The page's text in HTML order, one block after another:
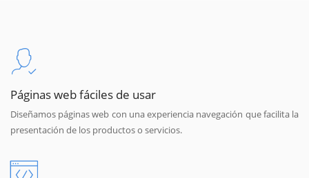
Páginas web fáciles de usar
Diseñamos páginas web con una experiencia navegación que facilita la
presentación de los productos o servicios.